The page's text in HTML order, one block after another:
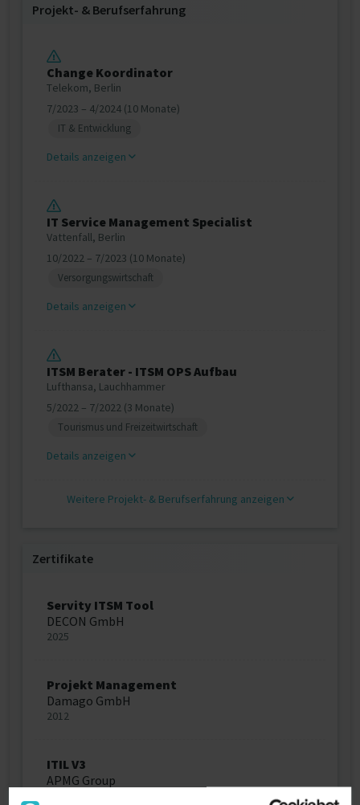
Projekt‐ & Berufserfahrung
Change Koordinator
Telekom, Berlin
7/2023 – 4/2024 (10 Monate)
IT & Entwicklung
Details anzeigen
IT Service Management Specialist
Vattenfall, Berlin
10/2022 – 7/2023 (10 Monate)
Versorgungswirtschaft
Details anzeigen
ITSM Berater - ITSM OPS Aufbau
Lufthansa, Lauchhammer
5/2022 – 7/2022 (3 Monate)
Tourismus und Freizeitwirtschaft
Details anzeigen
Weitere Projekt‐ & Berufserfahrung anzeigen
Zertifikate
Servity ITSM Tool
DECON GmbH
2025
Projekt Management
Damago GmbH
2012
ITIL V3
APMG Group